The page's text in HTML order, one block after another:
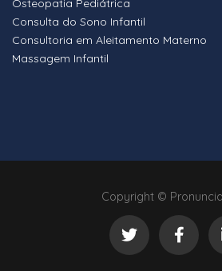
Osteopatia Pediátrica
Consulta do Sono Infantil
Consultoria em Aleitamento Materno
Massagem Infantil
Copyright ©